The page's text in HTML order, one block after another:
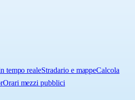
tempo realeStradario e mappeCalcola
Orari mezzi pubblici